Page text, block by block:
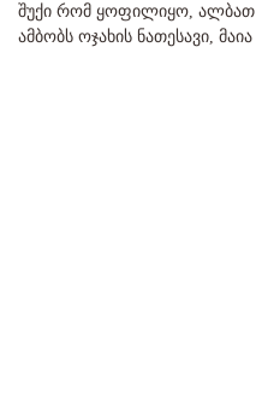
შუქი რომ ყოფილიყო, ალბათ
ამბობს ოჯახის ნათესავი,